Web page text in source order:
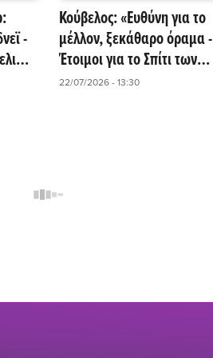
-
Κούβελος: «Ευθύνη για το
μέλλον, ξεκάθαρο όραμα -
Έτοιμοι για το Σπίτι των
Ολυμπιονικών με ιδιωτική
22/07/2026 - 13:30